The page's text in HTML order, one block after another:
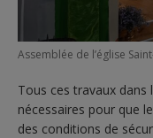
Assemblée de l’église
Tous ces travaux dans
nécessaires pour que
des conditions de